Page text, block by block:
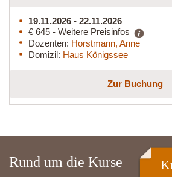
19.11.2026 - 22.11.2026
€ 645 - Weitere Preisinfos
Dozenten: Horstmann, Anne
Domizil: Haus Königssee
Zur Buchung
Rund um die Kurse